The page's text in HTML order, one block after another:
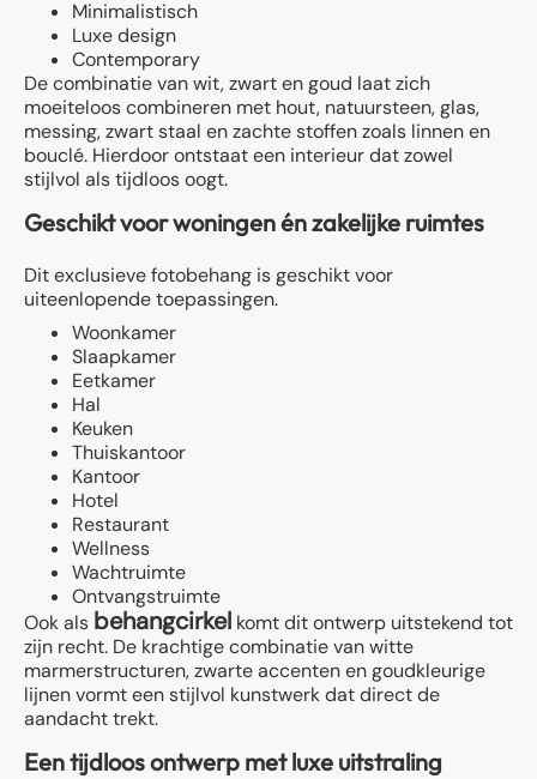
Minimalistisch
Luxe design
Contemporary
De combinatie van wit, zwart en goud laat zich
moeiteloos combineren met hout, natuursteen, glas,
messing, zwart staal en zachte stoffen zoals linnen en
bouclé. Hierdoor ontstaat een interieur dat zowel
stijlvol als tijdloos oogt.
Geschikt voor woningen én zakelijke ruimtes
Dit exclusieve fotobehang is geschikt voor
uiteenlopende toepassingen.
Woonkamer
Slaapkamer
Eetkamer
Hal
Keuken
Thuiskantoor
Kantoor
Hotel
Restaurant
Wellness
Wachtruimte
Ontvangstruimte
Ook als behangcirkel komt dit ontwerp uitstekend tot
zijn recht. De krachtige combinatie van witte
marmerstructuren, zwarte accenten en goudkleurige
lijnen vormt een stijlvol kunstwerk dat direct de
aandacht trekt.
Een tijdloos ontwerp met luxe uitstraling